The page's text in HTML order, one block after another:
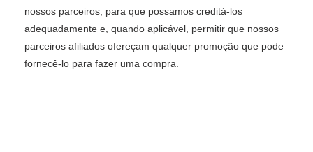
nossos parceiros, para que possamos creditá-los
adequadamente e, quando aplicável, permitir que nossos
parceiros afiliados ofereçam qualquer promoção que pode
fornecê-lo para fazer uma compra.